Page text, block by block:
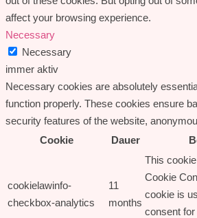
affect your browsing experience.
Necessary
Necessary
immer aktiv
Necessary cookies are absolutely
function properly. These cookies ensure
security features of the website,
Cookie
Dauer
cookielawinfo-
checkbox-analytics
11
months
This
Cookie
cookie is
consent